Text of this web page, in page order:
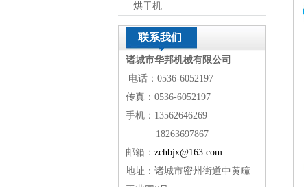
烘干机
联系我们
诸城市华邦机械有限公司
电话：0536-6052197
传真：0536-6052197
手机：13562646269
18263697867
邮箱： zchbjx@163.com
地址：诸城市密州街道中黄疃